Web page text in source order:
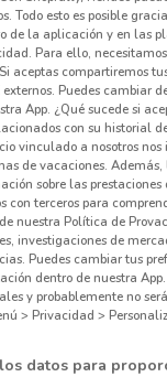
1.1 km
Todo esto es posible
de la aplicación y en las
Para ello,
aceptas compartiremos
Puedes cambiar
App. ¿Qué sucede si
con su historial
vinculado a nosotros
de vacaciones. Además,
sobre las prestaciones
con terceros para
nuestra Política de
investigaciones de
Puedes cambiar tus
dentro de nuestra App.
y probablemente no
> Privacidad >
datos para